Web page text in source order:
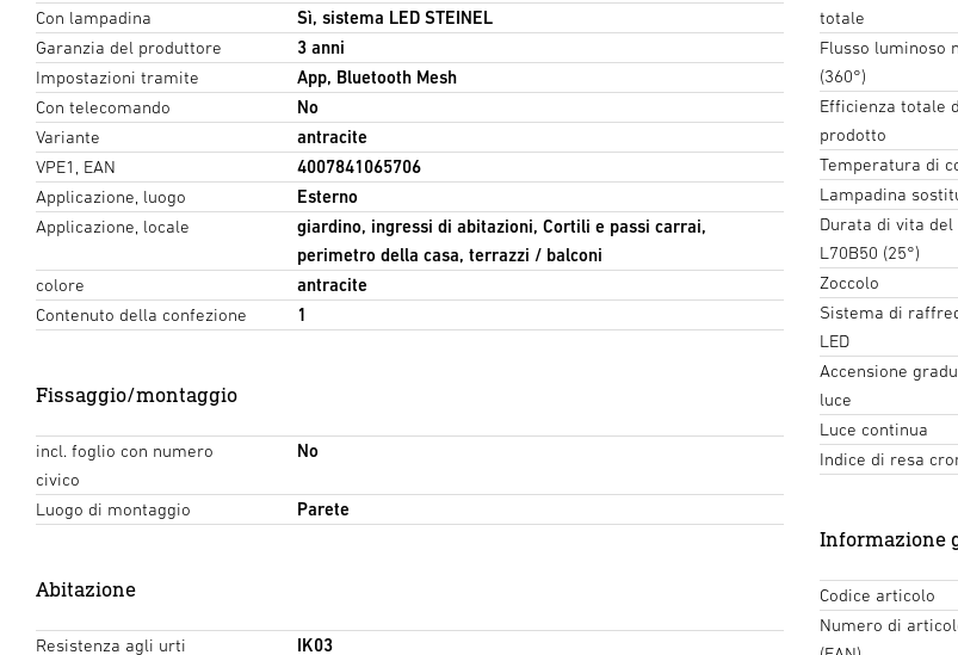
Con lampadina
Sì, sistema LED STEINEL
Garanzia del produttore
3 anni
Impostazioni tramite
App, Bluetooth Mesh
Con telecomando
No
Variante
antracite
VPE1, EAN
4007841065706
Applicazione, luogo
Esterno
Applicazione, locale
giardino, ingressi di abitazioni, Cortili e passi carrai,
perimetro della casa, terrazzi / balconi
colore
antracite
Contenuto della confezione
1
Fissaggio/montaggio
incl. foglio con numero
civico
No
Luogo di montaggio Parete
Abitazione
Resistenza agli urti
IK03
totale
Flusso luminoso
(360°)
Efficienza totale
prodotto
Temperatura di
Lampadina
Durata di vita del
L70B50 (25°)
Zoccolo
Sistema di
LED
Accensione
luce
Luce continua
Indice di resa
Informazione
Codice articolo
Numero di